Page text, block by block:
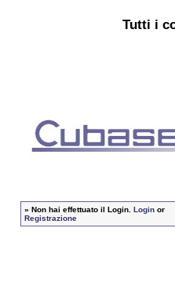
Tutti i
» Non hai effettuato il Login. Loginor
Registrazione